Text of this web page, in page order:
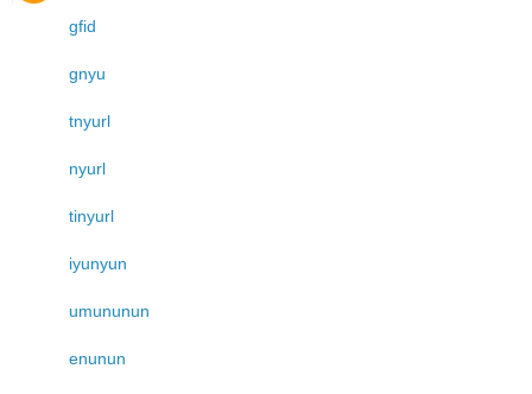
gfid
gnyu
tnyurl
nyurl
tinyurl
iyunyun
umununun
enunun